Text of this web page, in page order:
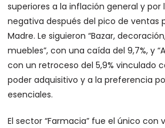
superiores a la inflación general y por
negativa después del pico de ventas
Madre. Le siguieron “Bazar,
muebles”, con una caída del 9,7%, y
con un retroceso del 5,9% vinculado
poder adquisitivo y a la preferencia
esenciales.
El sector “Farmacia” fue el único con